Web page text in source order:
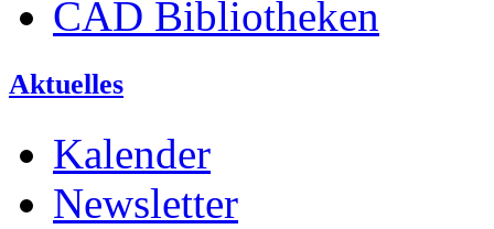
CAD Bibliotheken
Aktuelles
Kalender
Newsletter